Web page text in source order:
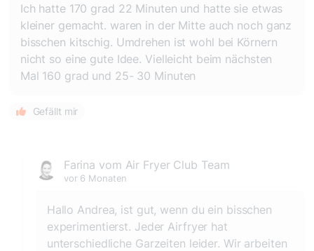
Ich hatte 170 grad 22 Minuten und hatte sie etwas
kleiner gemacht. waren in der Mitte auch noch ganz
bisschen kitschig. Umdrehen ist wohl bei Körnern
nicht so eine gute Idee. Vielleicht beim nächsten
Mal 160 grad und 25- 30 Minuten
Gefällt mir
Farina vom Air Fryer Club Team
vor 6 Monaten
Hallo Andrea, ist gut, wenn du ein bisschen
experimentierst. Jeder Airfryer hat
unterschiedliche Garzeiten leider. Wir arbeiten